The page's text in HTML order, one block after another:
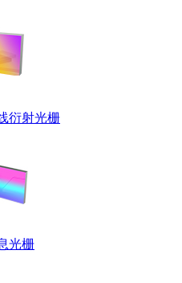
衍射光栅
光栅